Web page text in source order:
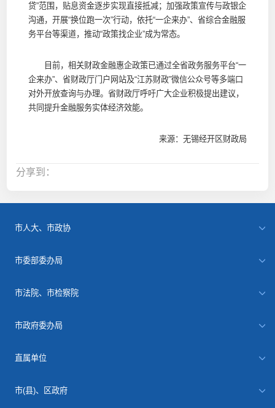
贷”范围，贴息资金逐步实现直接抵减；加强政策宣传与政银企
沟通，开展“换位跑一次”行动，依托“一企来办”、省综合金融服
务平台等渠道，推动“政策找企业”成为常态。
目前，相关财政金融惠企政策已通过全省政务服务平台“一
企来办”、省财政厅门户网站及“江苏财政”微信公众号等多端口
对外开放查询与办理。省财政厅呼吁广大企业积极提出建议，
共同提升金融服务实体经济效能。
来源：无锡经开区财政局
分享到：
市人大、市政协
市委部委办局
市法院、市检察院
市政府委办局
直属单位
市(县)、区政府